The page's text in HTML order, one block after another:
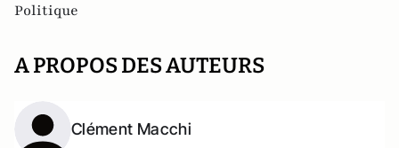
Politique
A PROPOS DES AUTEURS
Clément Macchi